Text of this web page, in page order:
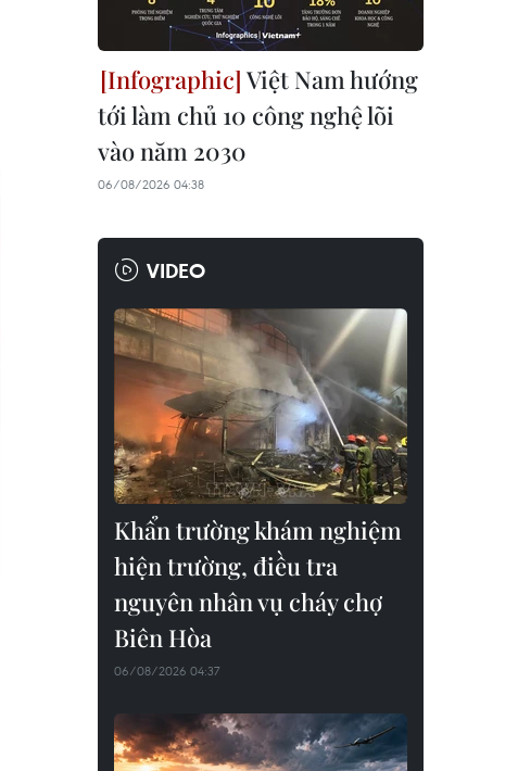
Việt Nam hướng
tới làm chủ 10 công nghệ lõi
vào năm 2030
06/08/2026 04:38
VIDEO
Khẩn trường khám nghiệm
hiện trường, điều tra
nguyên nhân vụ cháy chợ
Biên Hòa
06/08/2026 04:37